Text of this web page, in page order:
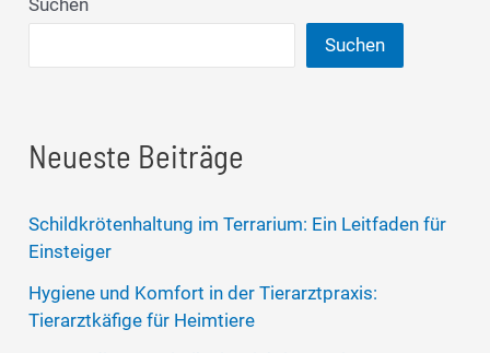
Suchen
Neueste Beiträge
Schildkrötenhaltung im Terrarium: Ein Leitfaden für
Einsteiger
Hygiene und Komfort in der Tierarztpraxis:
Tierarztkäfige für Heimtiere